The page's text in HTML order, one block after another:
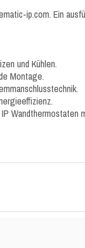
ip.com. Ein
und Kühlen.
Montage.
Wandthermostaten